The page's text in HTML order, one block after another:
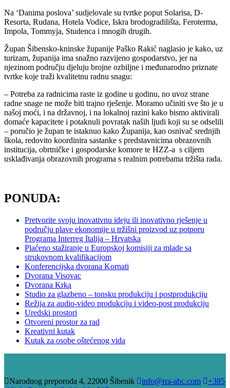
Na ‘Danima poslova’ sudjelovale su tvrtke poput Solarisa, D-
Resorta, Rudana, Hotela Vodice, Iskra brodogradilišta, Feroterma,
Impola, Tommyja, Studenca i mnogih drugih.
Župan Šibensko-kninske županije Paško Rakić naglasio je kako, uz
turizam, županija ima snažno razvijeno gospodarstvo, jer na
njezinom području djeluju brojne ozbiljne i međunarodno priznate
tvrtke koje traži kvalitetnu radnu snagu:
– Potreba za radnicima raste iz godine u godinu, no uvoz strane
radne snage ne može biti trajno rješenje. Moramo učiniti sve što je u
našoj moći, i na državnoj, i na lokalnoj razini kako bismo aktivirali
domaće kapacitete i potaknuli povratak naših ljudi koji su se odselili
– poručio je župan te istaknuo kako Županija, kao osnivač srednjih
škola, redovito koordinira sastanke s predstavnicima obrazovnih
institucija, obrtničke i gospodarske komore te HZZ-a s ciljem
usklađivanja obrazovnih programa s realnim potrebama tržišta rada.
PONUDA:
Pretvorite svoju inovativnu ideju ili inovativno rješenje u
području plave ekonomije u tržišni proizvod uz potporu
Programa Interreg Italija – Hrvatska
Plaćeno stažiranje u Europskoj komisiji za mlade sa
strukovnom kvalifikacijom
Konferencijska dvorana Kornati
Dvorana Visovac
Dvorana Krka
Studio za glazbeno – tonsku produkciju i postprodukciju
Režija za audio-video produkciju i video-post produkciju
Uredski prostori
Otvoreni prostor za rad
Kreativni kutak
Kutak za osobe oštećenog vida
Narodnog preporoda 4, 22000 Šibenik info@rra-abc.com
+385